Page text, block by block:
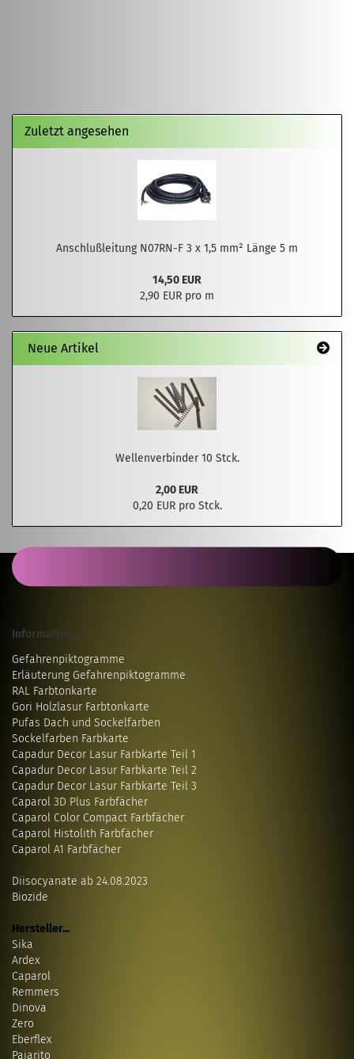
Zuletzt angesehen
Anschlußleitung N07RN-F 3 x 1,5 mm² Länge 5 m
14,50 EUR
2,90 EUR pro m
Neue Artikel
Wellenverbinder 10 Stck.
2,00 EUR
0,20 EUR pro Stck.
Informatives...
Gefahrenpiktogramme
Erläuterung Gefahrenpiktogramme
RAL Farbtonkarte
Gori Holzlasur Farbtonkarte
Pufas Dach und Sockelfarben
Sockelfarben Farbkarte
Capadur Decor Lasur Farbkarte Teil 1
Capadur Decor Lasur Farbkarte Teil 2
Capadur Decor Lasur Farbkarte Teil 3
Caparol 3D Plus Farbfächer
Caparol Color Compact Farbfächer
Caparol Histolith Farbfächer
Caparol A1 Farbfächer
Diisocyanate ab 24.08.2023
Biozide
Hersteller...
Sika
Ardex
Caparol
Remmers
Dinova
Zero
Eberflex
Pajarito